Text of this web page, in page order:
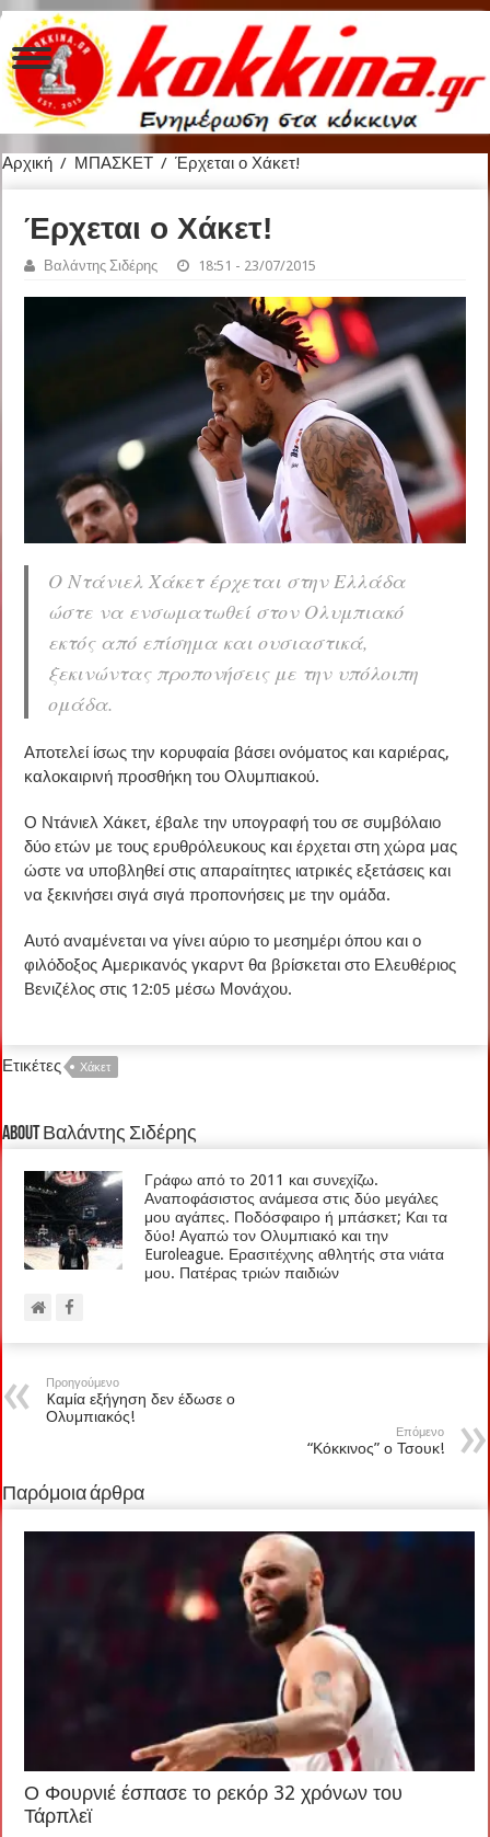
Αρχική / ΜΠΑΣΚΕΤ / Έρχεται ο Χάκετ!
Έρχεται ο Χάκετ!
Βαλάντης Σιδέρης 18:51 - 23/07/2015
Ο Ντάνιελ Χάκετ έρχεται στην Ελλάδα
ώστε να ενσωματωθεί στον Ολυμπιακό
εκτός από επίσημα και ουσιαστικά,
ξεκινώντας προπονήσεις με την υπόλοιπη
ομάδα.
Αποτελεί ίσως την κορυφαία βάσει ονόματος και καριέρας,
καλοκαιρινή προσθήκη του Ολυμπιακού.
Ο Ντάνιελ Χάκετ, έβαλε την υπογραφή του σε συμβόλαιο
δύο ετών με τους ερυθρόλευκους και έρχεται στη χώρα μας
ώστε να υποβληθεί στις απαραίτητες ιατρικές εξετάσεις και
να ξεκινήσει σιγά σιγά προπονήσεις με την ομάδα.
Αυτό αναμένεται να γίνει αύριο το μεσημέρι όπου και ο
φιλόδοξος Αμερικανός γκαρντ θα βρίσκεται στο Ελευθέριος
Βενιζέλος στις 12:05 μέσω Μονάχου.
Ετικέτες Χάκετ
About Βαλάντης Σιδέρης
Γράφω από το 2011 και συνεχίζω.
Αναποφάσιστος ανάμεσα στις δύο μεγάλες
μου αγάπες. Ποδόσφαιρο ή μπάσκετ; Και τα
δύο! Αγαπώ τον Ολυμπιακό και την
Euroleague. Ερασιτέχνης αθλητής στα νιάτα
μου. Πατέρας τριών παιδιών
Προηγούμενο
Kαμία εξήγηση δεν έδωσε ο
Ολυμπιακός!
Επόμενο
“Κόκκινος” ο Τσουκ!
Παρόμοια άρθρα
Ο Φουρνιέ έσπασε το ρεκόρ 32 χρόνων του
Τάρπλεϊ